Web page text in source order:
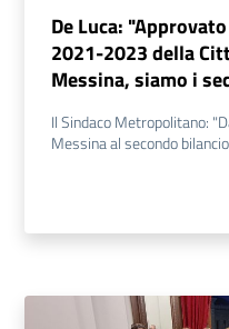
De Luca:
2021-2023 della
Messina, siamo i
Il Sindaco Metropolitano:
Messina al secondo